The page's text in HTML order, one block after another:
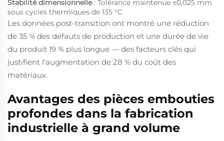
Stabilité dimensionnelle : Tolérance maintenue ±0,025 mm
sous cycles thermiques de 135 °C
Les données post-transition ont montré une réduction
de 35 % des défauts de production et une durée de vie
du produit 19 % plus longue — des facteurs clés qui
justifient l'augmentation de 28 % du coût des
matériaux.
Avantages des pièces embouties
profondes dans la fabrication
industrielle à grand volume